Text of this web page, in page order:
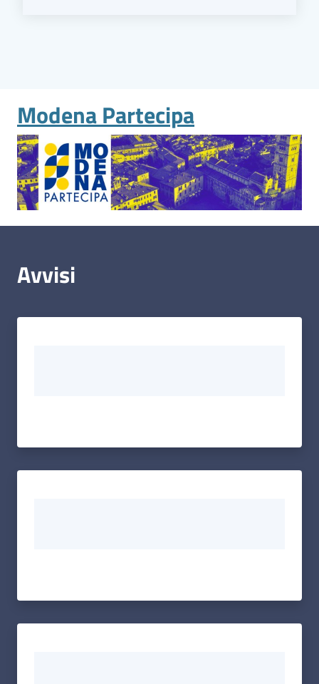
Modena Partecipa
Avvisi